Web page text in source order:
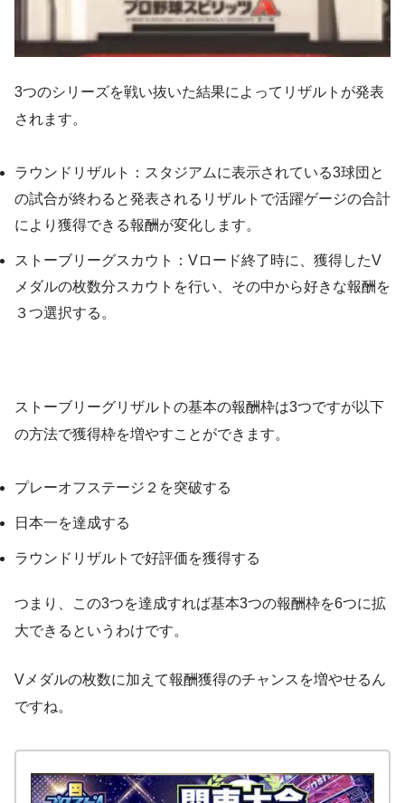
3つのシリーズを戦い抜いた結果によってリザルトが発表
されます。
ラウンドリザルト：スタジアムに表示されている3球団と
の試合が終わると発表されるリザルトで活躍ゲージの合計
により獲得できる報酬が変化します。
ストーブリーグスカウト：Vロード終了時に、獲得したV
メダルの枚数分スカウトを行い、その中から好きな報酬を
３つ選択する。
ストーブリーグリザルトの基本の報酬枠は3つですが以下
の方法で獲得枠を増やすことができます。
プレーオフステージ２を突破する
日本一を達成する
ラウンドリザルトで好評価を獲得する
つまり、この3つを達成すれば基本3つの報酬枠を6つに拡
大できるというわけです。
Vメダルの枚数に加えて報酬獲得のチャンスを増やせるん
ですね。